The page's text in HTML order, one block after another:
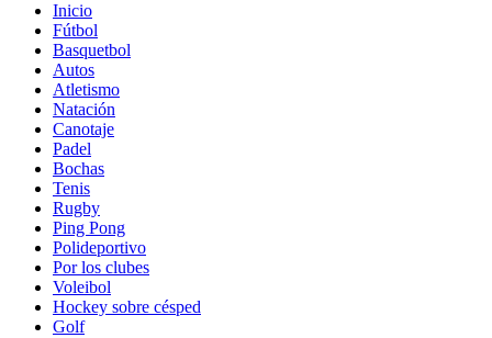
Inicio
Fútbol
Basquetbol
Autos
Atletismo
Natación
Canotaje
Padel
Bochas
Tenis
Rugby
Ping Pong
Polideportivo
Por los clubes
Voleibol
Hockey sobre césped
Golf